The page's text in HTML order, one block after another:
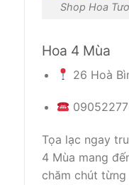
Shop Hoa
Hoa 4 Mùa
26 Hoà
Tọa lạc ngay
4 Mùa mang
chăm chút